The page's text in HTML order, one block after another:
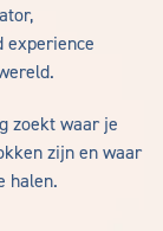
experience
zoekt waar je
zijn en waar
halen.